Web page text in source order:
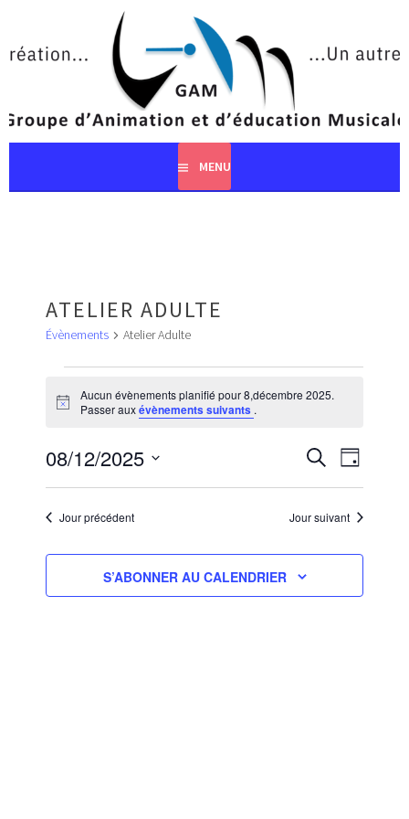
contenu
MENU
ATELIER ADULTE
Évènements Atelier Adulte
ÉVÈNEMENTS
FOR
8,DÉCEMBRE
Notice
Aucun évènements planifié pour 8,décembre 2025.
Passer auxévènements suivants .
RECHERCHE
NAVIGATION
DE
RECHERCHE
DE
VUES
JOUR
08/12/2025
Sélectionnez
date.
Jour précédent Jour suivant
S’ABONNER AU CALENDRIER